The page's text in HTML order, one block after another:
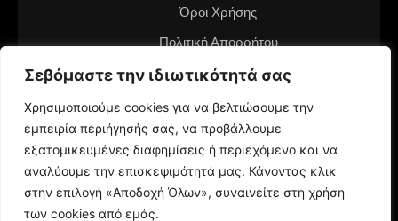
Σεβόμαστε την ιδιωτικότητά σας
Χρησιμοποιούμε cookies για να βελτιώσουμε την
εμπειρία περιήγησής σας, να προβάλλουμε
εξατομικευμένες διαφημίσεις ή περιεχόμενο και να
αναλύουμε την επισκεψιμότητά μας. Κάνοντας κλικ
στην επιλογή «Αποδοχή Όλων», συναινείτε στη χρήση
των cookies από εμάς.
Όροι Χρήσης
Πολιτική Απορρήτου
Διαφημιστείτε στο notianea.gr
Γίνε ο ανταποκριτής στην περιοχή σου